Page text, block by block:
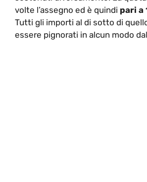
volte l’assegno ed è quindi pari a
Tutti gli importi al di sotto di
essere pignorati in alcun modo